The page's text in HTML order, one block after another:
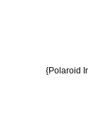
{Polaroid